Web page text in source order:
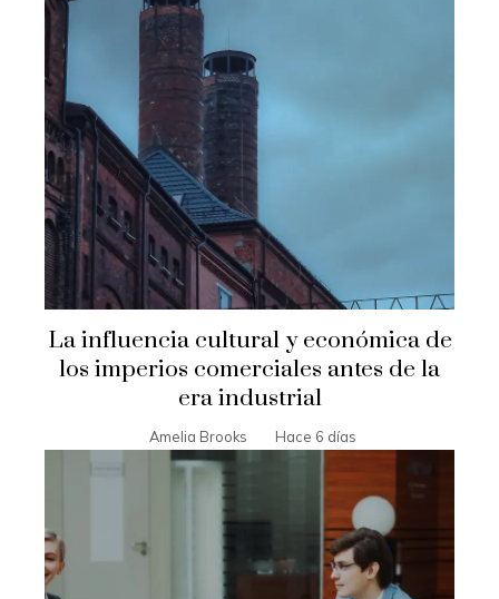
La influencia cultural y económica de
los imperios comerciales antes de la
era industrial
Amelia Brooks Hace 6 días